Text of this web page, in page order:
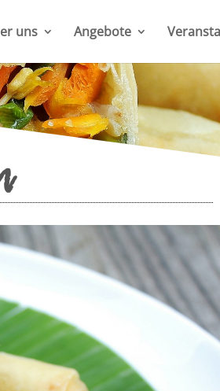
uns Angebote